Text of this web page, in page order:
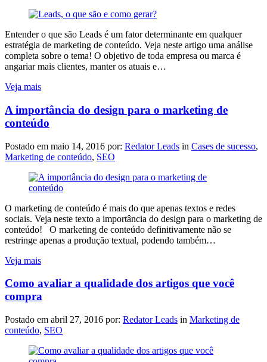
Entender o que são Leads é um fator determinante em qualquer
estratégia de marketing de conteúdo. Veja neste artigo uma análise
completa sobre o tema! O objetivo de toda empresa ou marca é
angariar mais clientes, manter os atuais e…
Veja mais
A importância do design para o marketing de
conteúdo
Postado em maio 14, 2016 por: Redator Leads in Cases de sucesso,
Marketing de conteúdo, SEO
O marketing de conteúdo é mais do que apenas textos e redes
sociais. Veja neste texto a importância do design para o marketing de
conteúdo! O marketing de conteúdo definitivamente não se
restringe apenas a produção textual, podendo também…
Veja mais
Como avaliar a qualidade dos artigos que você
compra
Postado em abril 27, 2016 por: Redator Leads in Marketing de
conteúdo, SEO